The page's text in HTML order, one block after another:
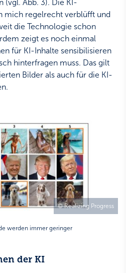
(vgl. Abb. 3). Die KI-
mich regelrecht verblüfft und
die Technologie schon
zeigt es noch einmal
für KI-Inhalte sensibilisieren
hinterfragen muss. Das gilt
Bilder als auch für die KI-
© Realizing Progress
werden immer geringer
der KI